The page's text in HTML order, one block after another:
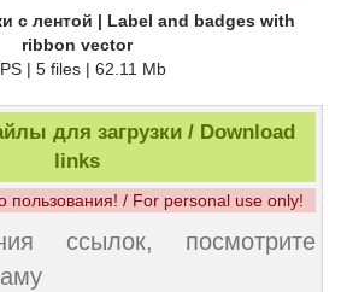
с лентой | Label and badges with
ribbon vector
| 5 files | 62.11 Mb
для загрузки / Download
links
пользования! / For personal use only!
ссылок, посмотрите